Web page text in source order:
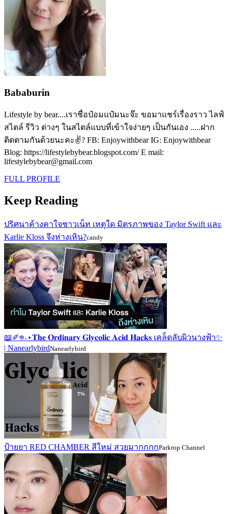
Bababurin
Lifestyle by bear....เราชื่อป๋อมแป๋มนะจ๊ะ ขอมาแชร์เรื่องราว ไลฟ์
สไตล์ รีวิว ต่างๆ ในสไตล์แบบที่เข้าใจง่ายๆ เป็นกันเอง .....ฝาก
ติดตามกันด้วยนะคะ✌? FB: Enjoywithbear IG: Enjoywithbear
Blog: https://lifestylebybear.blogspot.com/ E mail:
lifestylebybear@gmail.com
FULL PROFILE
Keep Reading
ปริศนาค้างคาใจชาวเน็ท เหตุใด มิตรภาพของ Taylor Swift และ
Karlie Kloss จึงห่างเหิน?candy
📖✐𖦹˖⋆𝐓𝐡𝐞 𝐎𝐫𝐝𝐢𝐧𝐚𝐫𝐲 𝐆𝐥𝐲𝐜𝐨𝐥𝐢𝐜 𝐀𝐜𝐢𝐝 𝐇𝐚𝐜𝐤𝐬 เคล็ดลับผิวนางฟ้า✨
| NanearlybirdNanearlybird
ป้ายยา RED CHAMBER สีใหม่ สวยมากกกกParkrop Channel